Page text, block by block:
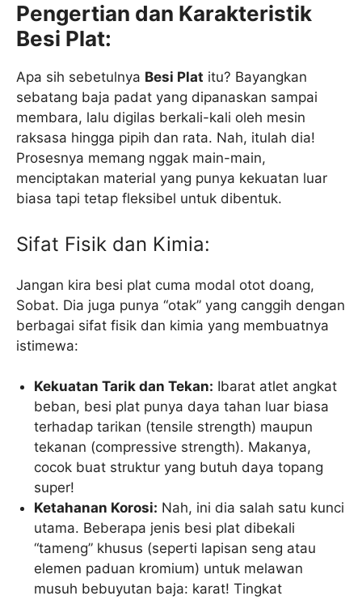
Pengertian dan Karakteristik
Besi Plat:
Apa sih sebetulnya Besi Plat itu? Bayangkan
sebatang baja padat yang dipanaskan sampai
membara, lalu digilas berkali-kali oleh mesin
raksasa hingga pipih dan rata. Nah, itulah dia!
Prosesnya memang nggak main-main,
menciptakan material yang punya kekuatan luar
biasa tapi tetap fleksibel untuk dibentuk.
Sifat Fisik dan Kimia:
Jangan kira besi plat cuma modal otot doang,
Sobat. Dia juga punya “otak” yang canggih dengan
berbagai sifat fisik dan kimia yang membuatnya
istimewa:
Kekuatan Tarik dan Tekan: Ibarat atlet angkat
beban, besi plat punya daya tahan luar biasa
terhadap tarikan (tensile strength) maupun
tekanan (compressive strength). Makanya,
cocok buat struktur yang butuh daya topang
super!
Ketahanan Korosi: Nah, ini dia salah satu kunci
utama. Beberapa jenis besi plat dibekali
“tameng” khusus (seperti lapisan seng atau
elemen paduan kromium) untuk melawan
musuh bebuyutan baja: karat! Tingkat